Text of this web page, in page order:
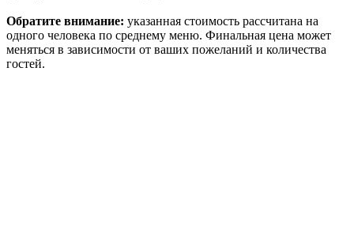
Обратите внимание: указанная стоимость рассчитана на
одного человека по среднему меню. Финальная цена может
меняться в зависимости от ваших пожеланий и количества
гостей.